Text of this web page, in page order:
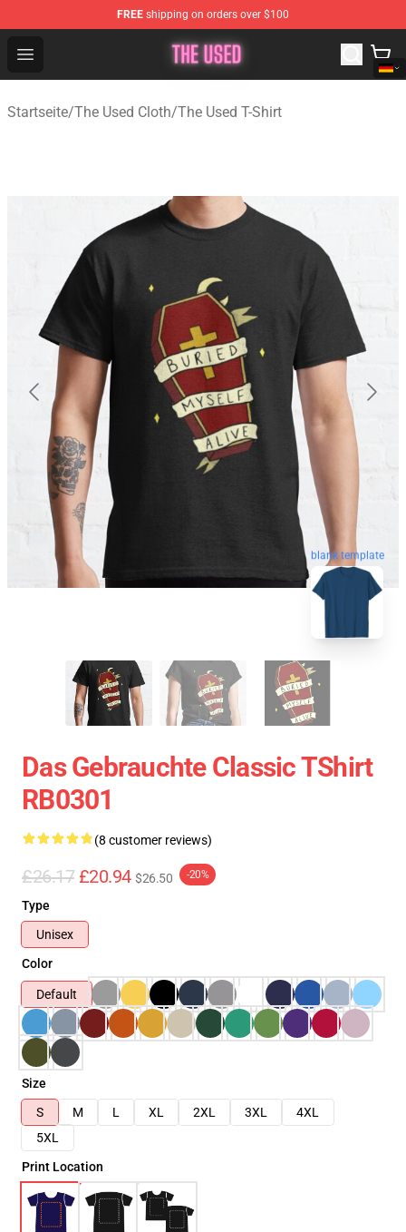
FREE shipping on orders over $100
Open menu
The Used Store - Official The Used Merchandise Shop
Startseite/The Used Cloth/The Used T-Shirt
blank template
Das Gebrauchte Classic TShirt
RB0301
(8 customer reviews)
£26.17 £20.94 $26.50 -20%
Type
Unisex
Color
Default
Size
S
M L XL 2XL 3XL
4XL
5XL
Print Location